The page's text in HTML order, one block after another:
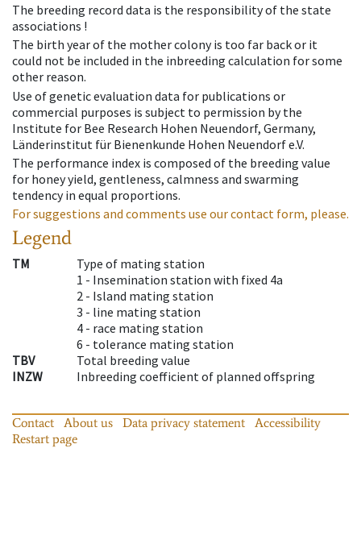
The breeding record data is the responsibility of the state
associations !
The birth year of the mother colony is too far back or it
could not be included in the inbreeding calculation for some
other reason.
Use of genetic evaluation data for publications or
commercial purposes is subject to permission by the
Institute for Bee Research Hohen Neuendorf, Germany,
Länderinstitut für Bienenkunde Hohen Neuendorf e.V.
The performance index is composed of the breeding value
for honey yield, gentleness, calmness and swarming
tendency in equal proportions.
For suggestions and comments use our contact form, please.
Legend
TM
Type of mating station
1 - Insemination station with fixed 4a
2 - Island mating station
3 - line mating station
4 - race mating station
6 - tolerance mating station
TBV
Total breeding value
INZW
Inbreeding coefficient of planned offspring
Contact About us Data privacy statement
Accessibility
Restart page